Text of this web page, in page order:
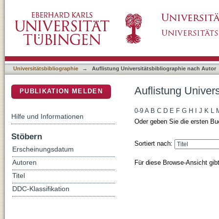
Universitätsbibliographie → Auflistung Universitätsbibliographie nach Autor
Auflistung
0-9 A B C D E F G H J K L
Oder geben Sie die ersten
Sortiert nach:
Für diese Browse-Ansicht
PUBLIKATION MELDEN
Hilfe und Informationen
Stöbern
Erscheinungsdatum
Autoren
Titel
DDC-Klassifikation